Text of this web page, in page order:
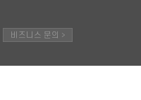
비즈니스 문의 >